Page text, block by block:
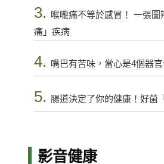
3.
喉嚨痛不等於感冒！ 一張圖
痛」疾病
4. 嘴巴有苦味，當心是4個器
5. 腸道決定了你的健康！好菌
影音健康